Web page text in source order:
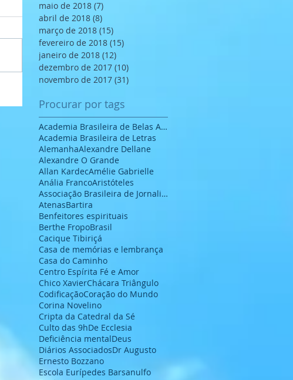
maio de 2018 (7)
abril de 2018 (8)
março de 2018 (15)
fevereiro de 2018 (15)
janeiro de 2018 (12)
dezembro de 2017 (10)
novembro de 2017 (31)
Procurar por tags
Academia Brasileira de Belas Artes
Academia Brasileira de Letras
AlemanhaAlexandre Dellane
Alexandre O Grande
Allan KardecAmélie Gabrielle
Anália FrancoAristóteles
Associação Brasileira de Jornalistas e Escritores
AtenasBartira
Benfeitores espirituais
Berthe FropoBrasil
Cacique Tibiriçá
Casa de memórias e lembrança
Casa do Caminho
Centro Espírita Fé e Amor
Chico XavierChácara Triângulo
CodificaçãoCoração do Mundo
Corina Novelino
Cripta da Catedral da Sé
Culto das 9hDe Ecclesia
Deficiência mentalDeus
Diários AssociadosDr Augusto
Ernesto Bozzano
Escola Eurípedes Barsanulfo